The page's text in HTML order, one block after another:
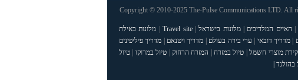
Copyright © 2010-2025 The-Pulse Communications LTD. All
| האיים המלדיבים |מלונות בישראל|
Travel site
| מלונות באילת
|מדריך דובאי | ערי בירה בעולם | מדריך ויטנאם | מדריך פיליפינים
מוצרי חשמל| טיול במזרח | המזרח הרחוק | טיול במרוקו | טיול
בהולנד |